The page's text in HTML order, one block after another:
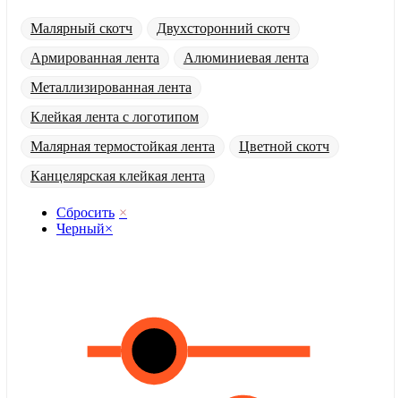
Малярный скотч
Двухсторонний скотч
Армированная лента
Алюминиевая лента
Металлизированная лента
Клейкая лента с логотипом
Малярная термостойкая лента
Цветной скотч
Канцелярская клейкая лента
Сбросить ×
Черный×